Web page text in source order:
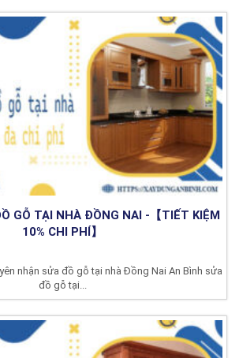
GỖ TẠI NHÀ ĐỒNG NAI -【TIẾT KIỆM
10% CHI PHÍ】
nhận sửa đồ gỗ tại nhà Đồng Nai An Bình sửa
đồ gỗ tại...